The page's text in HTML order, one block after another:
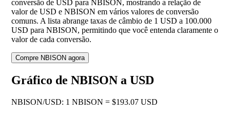
conversão de USD para NBISON, mostrando a relação de
valor de USD e NBISON em vários valores de conversão
comuns. A lista abrange taxas de câmbio de 1 USD a 100.000
USD para NBISON, permitindo que você entenda claramente o
valor de cada conversão.
Compre NBISON agora
Gráfico de NBISON a USD
NBISON/USD: 1 NBISON = $193.07 USD